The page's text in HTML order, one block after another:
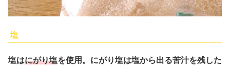
塩
塩はにがり塩を使用。にがり塩は塩から出る苦汁を残した